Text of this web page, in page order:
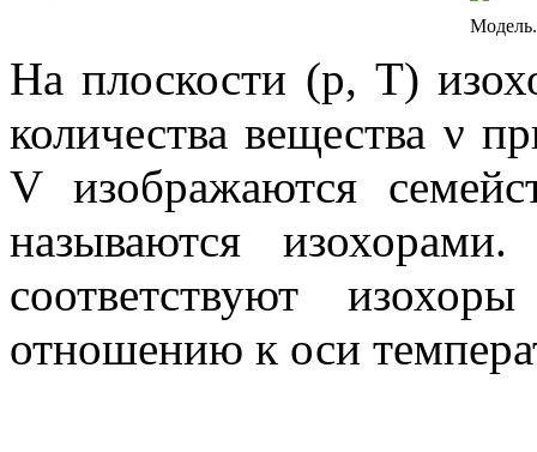
На плоскости (p, T)
количества вещества ν
Vизображаются
называются изохорами.
соответствуют
отношению к оси